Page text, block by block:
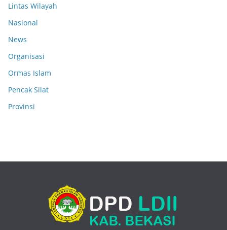
Lintas Wilayah
Nasional
News
Organisasi
Ormas Islam
Pencak Silat
Provinsi